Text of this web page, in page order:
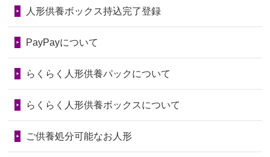
ので、お願...
いたことが...
2026/06/28老後のことを考え体力のあるうちに身
2026/06/28人形たちに これまで本当にありがとう
天...
第75回人形供養祭令和7年1月17日(金)
第73回人形供養祭令和6年10月17日(木)
第71回人形供養祭令和6年8月1日(木)
第70回人形供養祭令和6年6月21日(金)
人形供養ボックス持込完了登録
PayPayについて
らくらく人形供養パックについて
らくらく人形供養ボックスについて
ご供養処分可能なお人形